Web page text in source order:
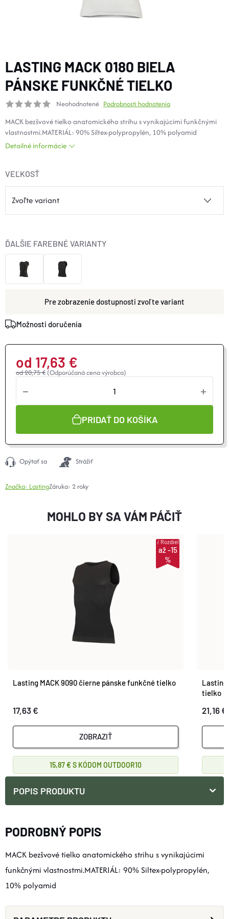
TOPÁNKY a PONOŽKY
CYKLISTIKA
Značky
Obchodné podmienky
Kontakty
LASTING MACK 0180 BIELA
PÁNSKE FUNKČNÉ TIELKO
Neohodnotené Podrobnosti hodnotenia
MACK bezšvové tielko anatomického strihu s vynikajúcimi funkčnými
vlastnostmi.MATERIÁL: 90% Siltex-polypropylén, 10% polyamid
Detailné informácie
VEĽKOSŤ
zvoľte variant
ĎALŠIE FAREBNÉ VARIANTY
Možnosti doručenia
od 20,75 € (Odporúčaná cena výrobca)
od 17,63 €
Jednotková
PRIDAŤ DO KOŠÍKA
Opýtať sa Strážiť
Značka: LastingZáruka: 2 roky
MOHLO BY SA VÁM PÁČIŤ
až -15
%
iRozdiel
Lasting MACK 9090 čierne pánske funkčné tielko
17,63 €
ZOBRAZIŤ
15,87 € OUTDOOR10
Lasting
tielko
21,16 €
POPIS PRODUKTU
PODROBNÝ POPIS
MACK bezšvové tielko anatomického strihu s vynikajúcimi
funkčnými vlastnostmi.MATERIÁL: 90% Siltex-polypropylén,
10% polyamid